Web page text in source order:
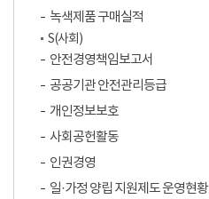
녹색제품 구매실적
S(사회)
안전경영책임보고서
공공기관 안전관리등급
개인정보보호
사회공헌활동
인권경영
일·가정 양립 지원제도 운영현황